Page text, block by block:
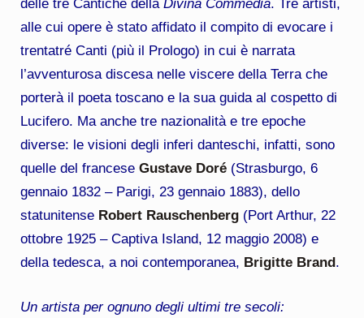
delle tre Cantiche della Divina Commedia. Tre artisti,
alle cui opere è stato affidato il compito di evocare i
trentatré Canti (più il Prologo) in cui è narrata
l’avventurosa discesa nelle viscere della Terra che
porterà il poeta toscano e la sua guida al cospetto di
Lucifero. Ma anche tre nazionalità e tre epoche
diverse: le visioni degli inferi danteschi, infatti, sono
quelle del francese Gustave Doré(Strasburgo, 6
gennaio 1832 – Parigi, 23 gennaio 1883), dello
statunitense Robert Rauschenberg(Port Arthur, 22
ottobre 1925 – Captiva Island, 12 maggio 2008) e
della tedesca, a noi contemporanea, Brigitte Brand .
Un artista per ognuno degli ultimi tre secoli: